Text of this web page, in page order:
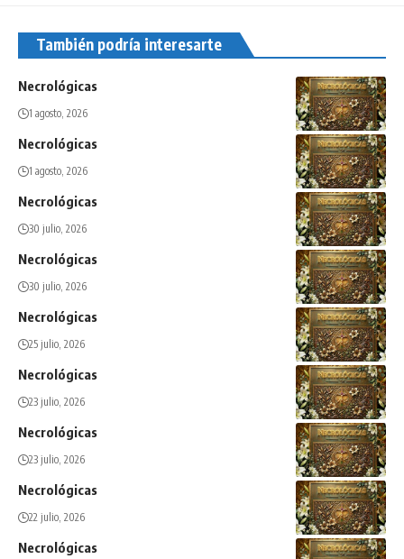
También podría interesarte
Necrológicas
1 agosto, 2026
Necrológicas
1 agosto, 2026
Necrológicas
30 julio, 2026
Necrológicas
30 julio, 2026
Necrológicas
25 julio, 2026
Necrológicas
23 julio, 2026
Necrológicas
23 julio, 2026
Necrológicas
22 julio, 2026
Necrológicas